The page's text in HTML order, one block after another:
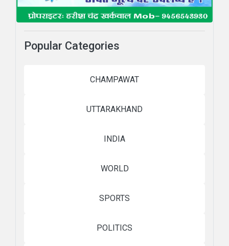
Popular Categories
CHAMPAWAT
UTTARAKHAND
INDIA
WORLD
SPORTS
POLITICS